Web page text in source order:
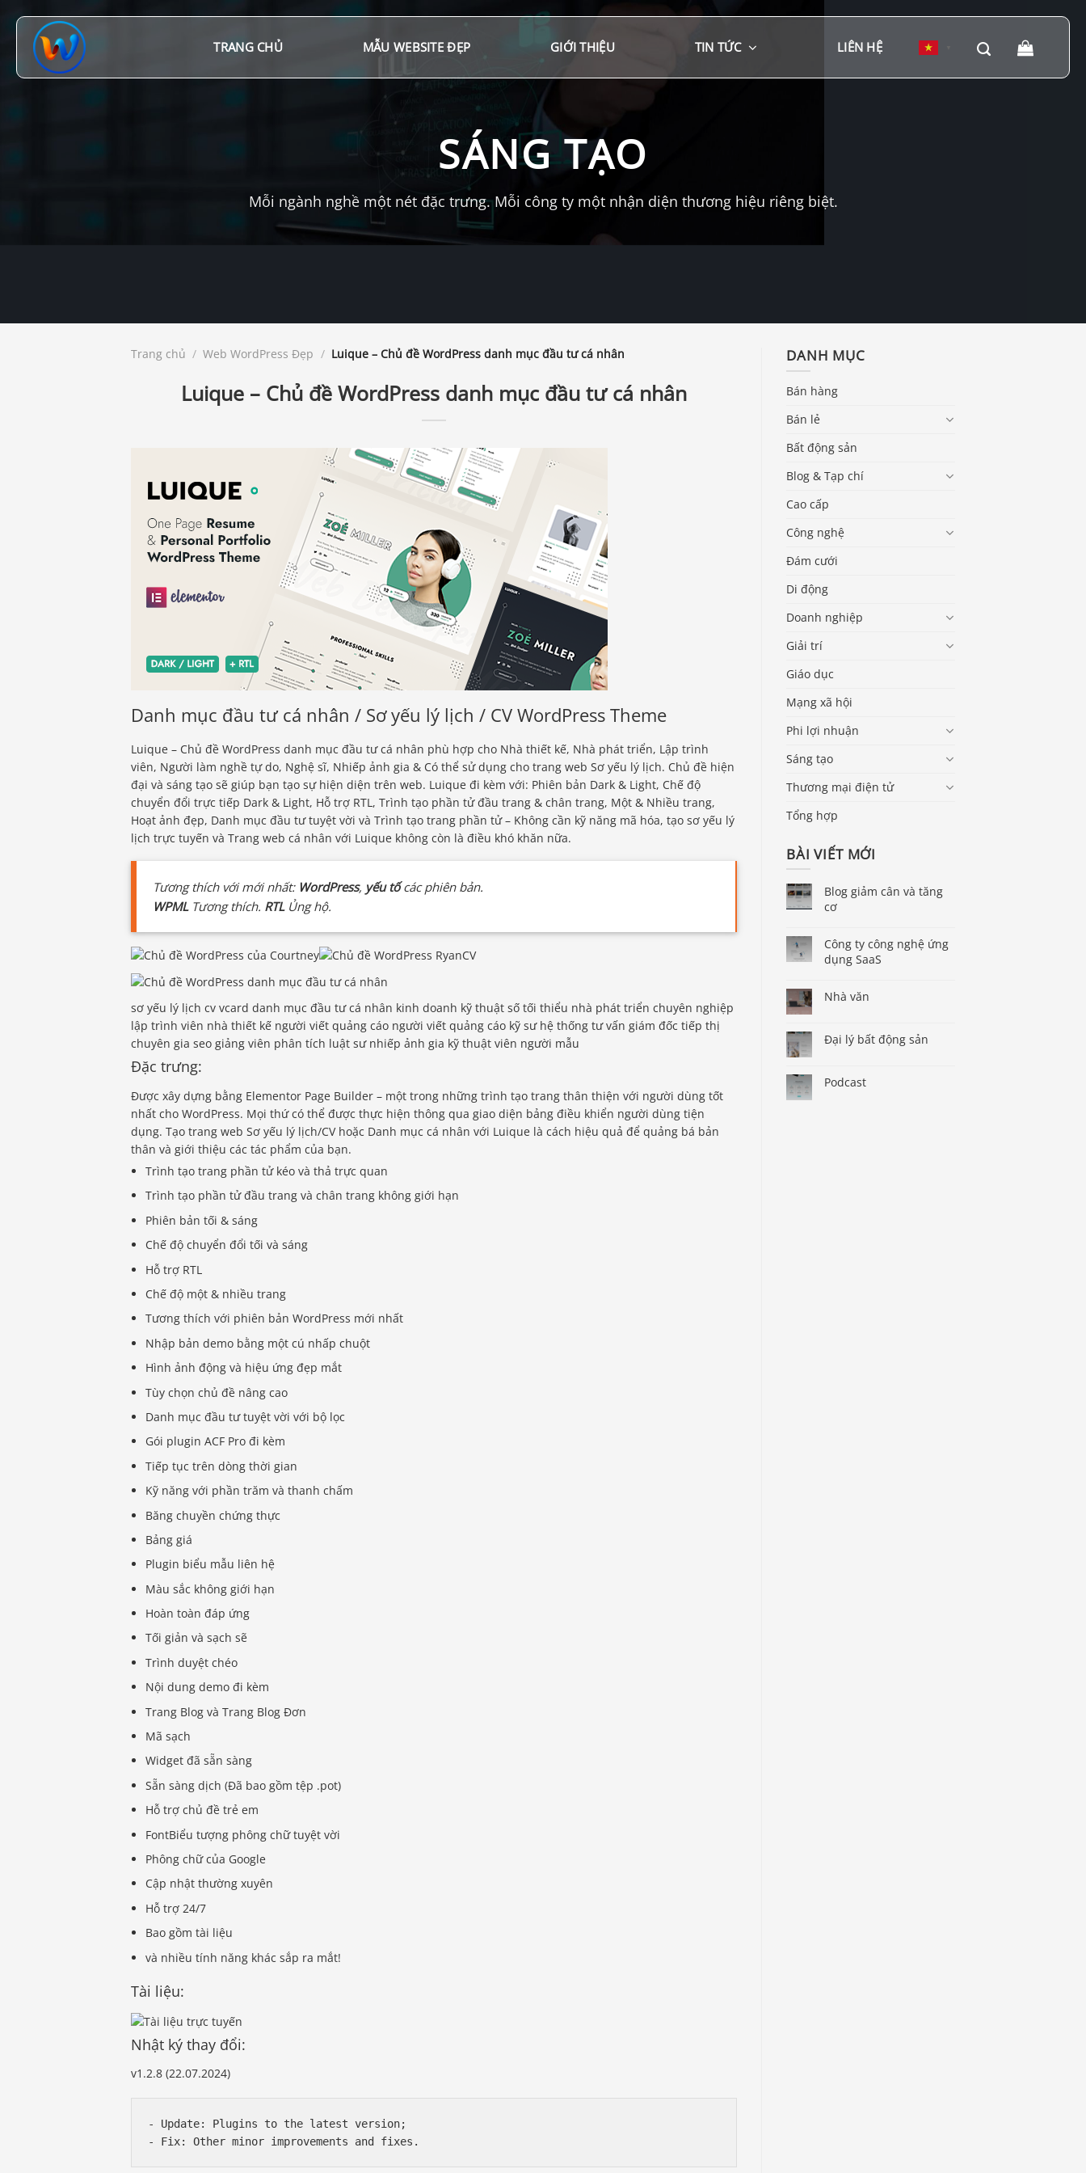
đến
TRANG CHỦ MẪU WEBSITE ĐẸP GIỚI THIỆU TIN TỨC LIÊN HỆ
SÁNG TẠO
Mỗi ngành nghề một nét đặc trưng. Mỗi công ty một nhận diện thương hiệu riêng biệt.
Trang chủ / Web WordPress Đẹp / Luique – Chủ đề WordPress danh mục đầu tư cá nhân
Luique – Chủ đề WordPress danh mục đầu tư cá nhân
Danh mục đầu tư cá nhân / Sơ yếu lý lịch / CV WordPress Theme
Luique – Chủ đề WordPress danh mục đầu tư cá nhân phù hợp cho Nhà thiết kế, Nhà phát triển, Lập trình
viên, Người làm nghề tự do, Nghệ sĩ, Nhiếp ảnh gia & Có thể sử dụng cho trang web Sơ yếu lý lịch. Chủ đề hiện
đại và sáng tạo sẽ giúp bạn tạo sự hiện diện trên web. Luique đi kèm với: Phiên bản Dark & ​​Light, Chế độ
chuyển đổi trực tiếp Dark & ​​Light, Hỗ trợ RTL, Trình tạo phần tử đầu trang & chân trang, Một & Nhiều trang,
Hoạt ảnh đẹp, Danh mục đầu tư tuyệt vời và Trình tạo trang phần tử – Không cần kỹ năng mã hóa, tạo sơ yếu lý
lịch trực tuyến và Trang web cá nhân với Luique không còn là điều khó khăn nữa.
Tương thích với mới nhất: WordPress, yếu tốcác phiên bản.
WPMLTương thích. RTLỦng hộ.
sơ yếu lý lịch cv vcard danh mục đầu tư cá nhân kinh doanh kỹ thuật số tối thiểu nhà phát triển chuyên nghiệp
lập trình viên nhà thiết kế người viết quảng cáo người viết quảng cáo kỹ sư hệ thống tư vấn giám đốc tiếp thị
chuyên gia seo giảng viên phân tích luật sư nhiếp ảnh gia kỹ thuật viên người mẫu
Đặc trưng:
Được xây dựng bằng Elementor Page Builder – một trong những trình tạo trang thân thiện với người dùng tốt
nhất cho WordPress. Mọi thứ có thể được thực hiện thông qua giao diện bảng điều khiển người dùng tiện
dụng. Tạo trang web Sơ yếu lý lịch/CV hoặc Danh mục cá nhân với Luique là cách hiệu quả để quảng bá bản
thân và giới thiệu các tác phẩm của bạn.
Trình tạo trang phần tử kéo và thả trực quan
Trình tạo phần tử đầu trang và chân trang không giới hạn
Phiên bản tối & sáng
Chế độ chuyển đổi tối và sáng
Hỗ trợ RTL
Chế độ một & nhiều trang
Tương thích với phiên bản WordPress mới nhất
Nhập bản demo bằng một cú nhấp chuột
Hình ảnh động và hiệu ứng đẹp mắt
Tùy chọn chủ đề nâng cao
Danh mục đầu tư tuyệt vời với bộ lọc
Gói plugin ACF Pro đi kèm
Tiếp tục trên dòng thời gian
Kỹ năng với phần trăm và thanh chấm
Băng chuyền chứng thực
Bảng giá
Plugin biểu mẫu liên hệ
Màu sắc không giới hạn
Hoàn toàn đáp ứng
Tối giản và sạch sẽ
Trình duyệt chéo
Nội dung demo đi kèm
Trang Blog và Trang Blog Đơn
Mã sạch
Widget đã sẵn sàng
Sẵn sàng dịch (Đã bao gồm tệp .pot)
Hỗ trợ chủ đề trẻ em
FontBiểu tượng phông chữ tuyệt vời
Phông chữ của Google
Cập nhật thường xuyên
Hỗ trợ 24/7
Bao gồm tài liệu
và nhiều tính năng khác sắp ra mắt!
Tài liệu:
Nhật ký thay đổi:
v1.2.8 (22.07.2024)
- Update: Plugins to the latest version;
- Fix: Other minor improvements and fixes.
DANH MỤC
Bán hàng
Bán lẻ
Bất động sản
Blog & Tạp chí
Cao cấp
Công nghệ
Đám cưới
Di động
Doanh nghiệp
Giải trí
Giáo dục
Mạng xã hội
Phi lợi nhuận
Sáng tạo
Thương mại điện tử
Tổng hợp
BÀI VIẾT MỚI
Blog giảm cân và tăng
cơ
Công ty công nghệ ứng
dụng SaaS
Nhà văn
Đại lý bất động sản
Podcast